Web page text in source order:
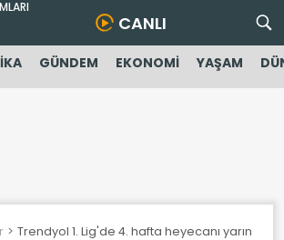
CANLI
GÜNDEM EKONOMİ YAŞAM
Trendyol 1. Lig'de 4. hafta heyecanı yarın